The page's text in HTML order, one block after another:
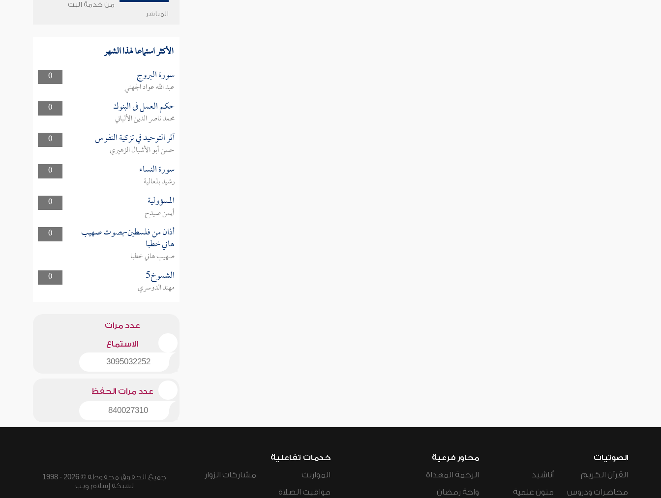
من خدمة البث
المباشر
الأكثر استماعا لهذا الشهر
0 سورة البروج
عبد الله عواد الجهني
0
حكم العمل فى البنوك
محمد ناصر الدين الألباني
0
أثر التوحيد في تزكية النفوس
حسن أبو الأشبال الزهيري
0
سورة النساء
رشيد بلعالية
0
المسؤولية
أيمن صيدح
0
أذان من فلسطين-بصوت صهيب
هاني خطبا
صهيب هاني خطبا
0
الشموخ5
مهند الدوسري
عدد مرات
الاستماع
3095032252
عدد مرات الحفظ
840027310
الصوتيات
القرآن الكريم
محاضرات ودروس
أناشيد
متون علمية
محاور فرعية
الرحمة المهداة
واحة رمضان
خدمات تفاعلية
المواريث
مواقيت الصلاة
مشاركات الزوار
جميع الحقوق محفوظة © 2026 - 1998
لشبكة إسلام ويب